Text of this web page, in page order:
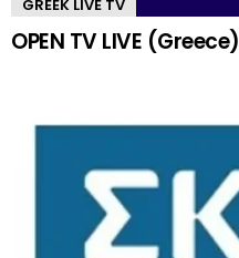
GREEK LIVE TV
OPEN TV LIVE (Greece)